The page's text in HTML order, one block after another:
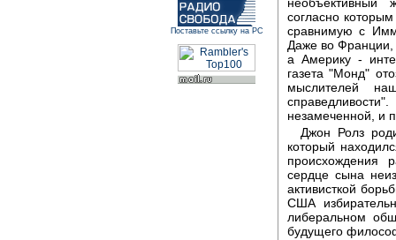
Поставьте ссылку на РС
согласно
сравнимую с
Даже во
а Америку -
газета "Монд"
мыслителей
незамеченной, и
Джон Ролз
который
происхождения
сердце сына
активисткой
США
либеральном
будущего